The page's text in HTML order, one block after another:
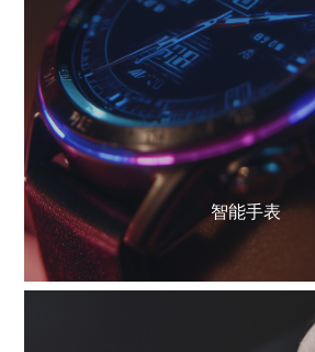
智能手表